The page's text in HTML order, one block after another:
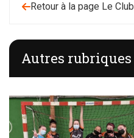
Retour à la page Le Club
Autres rubriques